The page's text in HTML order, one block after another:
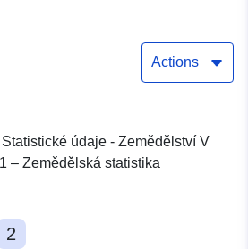
Actions
údaje - Zemědělství V
– Zemědělská statistika
2